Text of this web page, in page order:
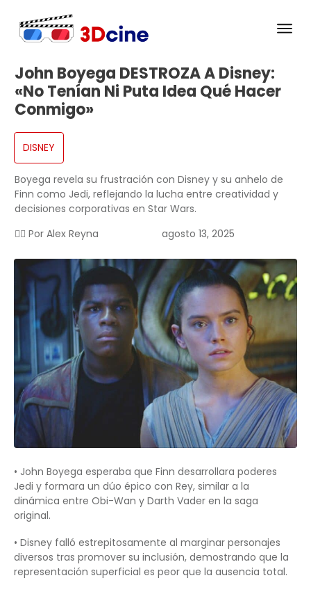
John Boyega DESTROZA A Disney:
«No Tenían Ni Puta Idea Qué Hacer
Conmigo»
DISNEY
Boyega revela su frustración con Disney y su anhelo de
Finn como Jedi, reflejando la lucha entre creatividad y
decisiones corporativas en Star Wars.
✍🏻 Por Alex Reyna agosto 13, 2025
• John Boyega esperaba que Finn desarrollara poderes
Jedi y formara un dúo épico con Rey, similar a la
dinámica entre Obi-Wan y Darth Vader en la saga
original.
• Disney falló estrepitosamente al marginar personajes
diversos tras promover su inclusión, demostrando que la
representación superficial es peor que la ausencia total.